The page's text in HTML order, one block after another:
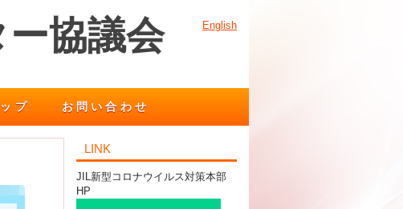
協議会 English
プ お問い合わせ
LINK
JIL新型コロナウイルス対策本部
HP